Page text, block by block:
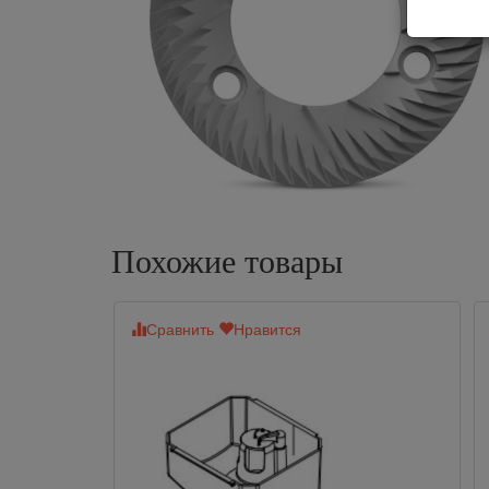
Похожие товары
Сравнить Нравится